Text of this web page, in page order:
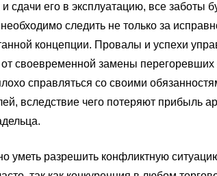
сдачи его в эксплуатацию, все заботы
следить не только за
концепции. Провалы и успехи
своевременной замены перегоревших
справляться со своими
вследствие чего потеряют прибыль
уметь разрешить конфликтную